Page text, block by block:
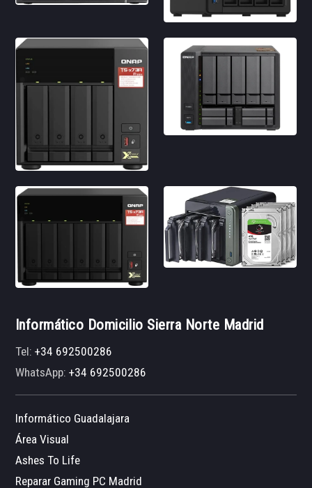
Informático Domicilio Sierra Norte Madrid
Tel:+34 692500286
WhatsApp:+34 692500286
Informático Guadalajara
Área Visual
Ashes To Life
Reparar Gaming PC Madrid